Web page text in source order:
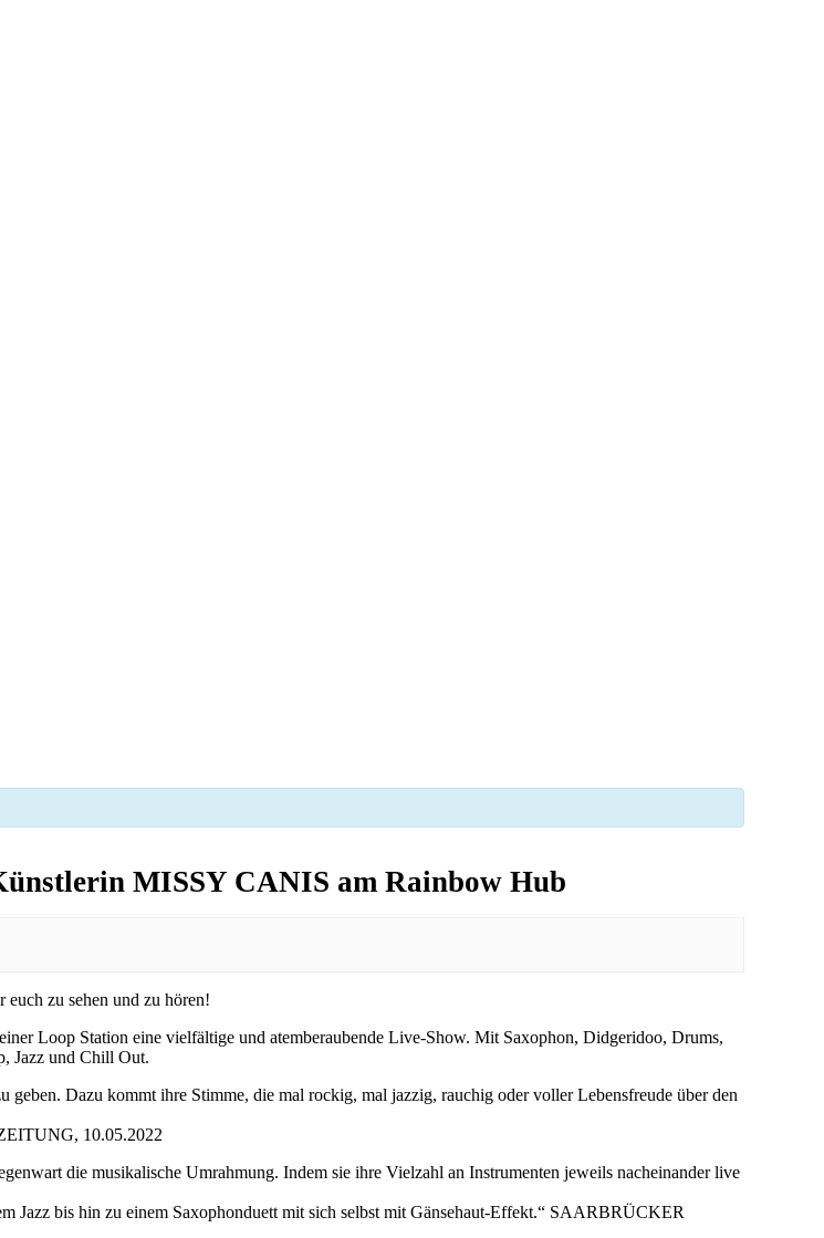
MISSY CANIS am Rainbow Hub
zu sehen und zu hören!
Loop Station eine vielfältige und atemberaubende Live-Show. Mit Saxophon, Didgeridoo, Drums,
Jazz und Chill Out.
Dazu kommt ihre Stimme, die mal rockig, mal jazzig, rauchig oder voller Lebensfreude über den
10.05.2022
die musikalische Umrahmung. Indem sie ihre Vielzahl an Instrumenten jeweils nacheinander live
Jazz bis hin zu einem Saxophonduett mit sich selbst mit Gänsehaut-Effekt.“ SAARBRÜCKER